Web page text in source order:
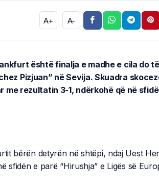
A+ A-
është finalja e madhe e cila do të
Pizjuan” në Sevija. Skuadra
rezultatin 3-1, ndërkohë që në
bërën detyrën në shtëpi, ndaj Uest
sfidën e parë “Hirushja” e Ligës së